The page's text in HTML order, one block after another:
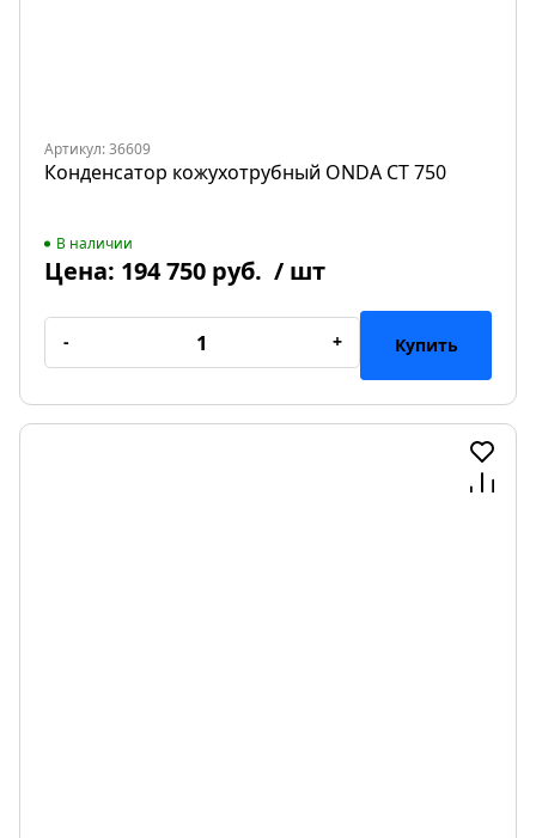
Артикул: 36609
Конденсатор кожухотрубный ONDA CT 750
В наличии
Цена: 194 750 руб. / шт
- + Купить